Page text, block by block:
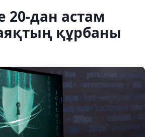
20-дан астам
құрбаны